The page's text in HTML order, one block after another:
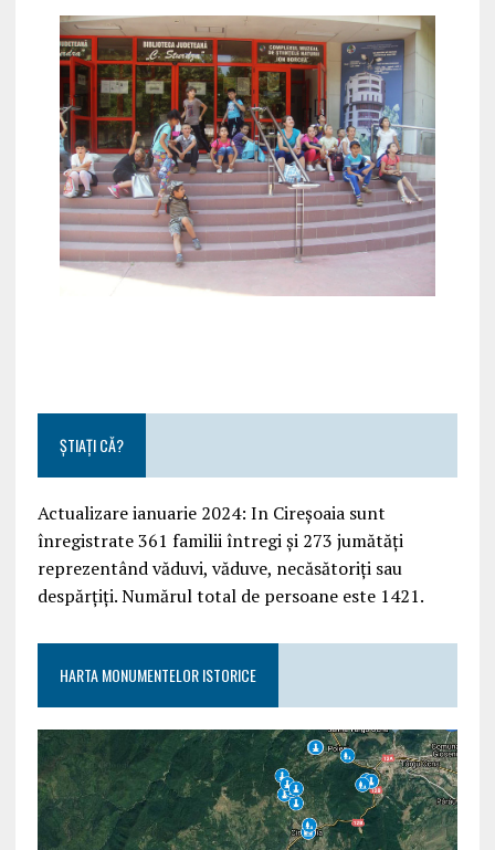
ȘTIAȚI CĂ?
Actualizare ianuarie 2024: In Cireșoaia sunt
înregistrate 361 familii întregi și 273 jumătăți
reprezentând văduvi, văduve, necăsătoriți sau
despărțiți. Numărul total de persoane este 1421.
HARTA MONUMENTELOR ISTORICE